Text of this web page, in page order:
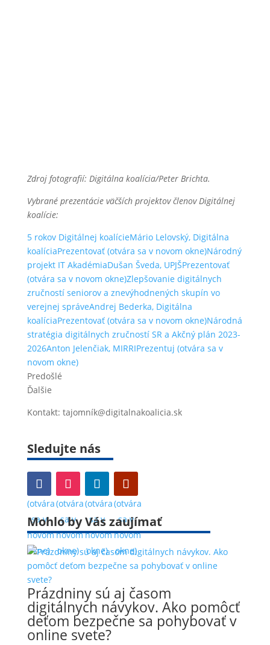
Zdroj fotografií: Digitálna koalícia/Peter Brichta.
Vybrané prezentácie väčších projektov členov Digitálnej
koalície:
5 rokov Digitálnej koalícieMário Lelovský, Digitálna
koalíciaPrezentovať(otvára sa v novom okne)Národný
projekt IT AkadémiaDušan Šveda, UPJŠPrezentovať
(otvára sa v novom okne)Zlepšovanie digitálnych
zručností seniorov a znevýhodnených skupín vo
verejnej správeAndrej Bederka, Digitálna
koalíciaPrezentovať(otvára sa v novom okne)Národná
stratégia digitálnych zručností SR a Akčný plán 2023-
2026Anton Jelenčiak, MIRRIPrezentuj (otvára sa v
novom okne)
Predošlé
Ďalšie
Kontakt: tajomník@digitalnakoalicia.sk
Sledujte nás
(otvára
sa v
novom
okne)
(otvára
sa v
novom
okne)
(otvára
sa v
novom
okne)
(otvára
sa v
novom
okne)
Mohlo by Vás zaujímať
Prázdniny sú aj časom
digitálnych návykov. Ako pomôcť
deťom bezpečne sa pohybovať v
online svete?